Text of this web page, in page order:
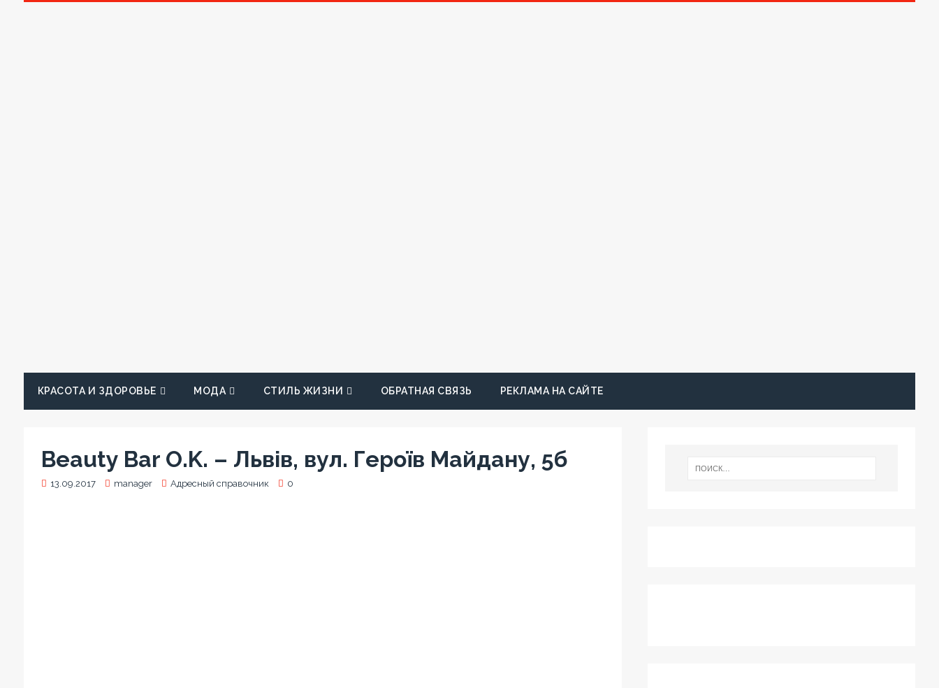
КРАСОТА И ЗДОРОВЬЕ МОДА СТИЛЬ ЖИЗНИ ОБРАТНАЯ СВЯЗЬ РЕКЛАМА НА САЙТЕ
Beauty Bar O.K. – Львів, вул. Героїв Майдану, 5б
13.09.2017 manager Адресный справочник 0